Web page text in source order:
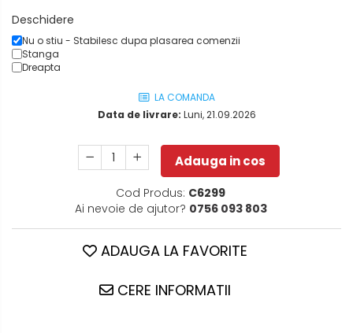
Deschidere
Nu o stiu - Stabilesc dupa plasarea comenzii
Stanga
Dreapta
LA COMANDA
Data de livrare: Luni, 21.09.2026
Adauga in cos
Cod Produs: C6299
Ai nevoie de ajutor? 0756 093 803
ADAUGA LA FAVORITE
CERE INFORMATII